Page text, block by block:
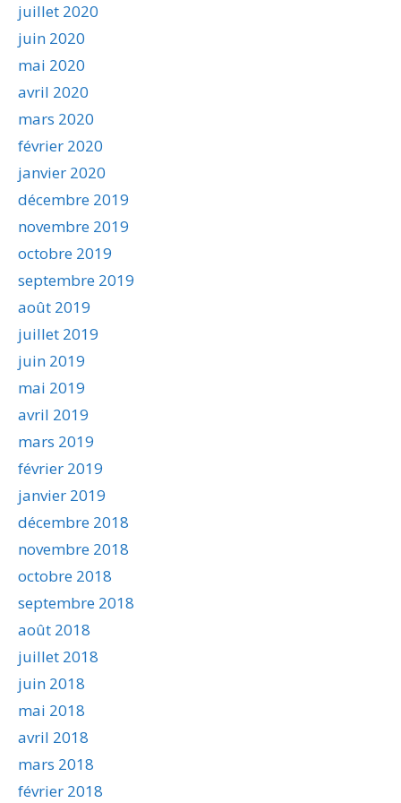
juillet 2020
juin 2020
mai 2020
avril 2020
mars 2020
février 2020
janvier 2020
décembre 2019
novembre 2019
octobre 2019
septembre 2019
août 2019
juillet 2019
juin 2019
mai 2019
avril 2019
mars 2019
février 2019
janvier 2019
décembre 2018
novembre 2018
octobre 2018
septembre 2018
août 2018
juillet 2018
juin 2018
mai 2018
avril 2018
mars 2018
février 2018